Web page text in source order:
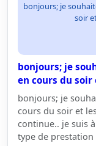
bonjours; je
soir
bonjours; je
en cours du soir
bonjours; je
cours du soir et
continue.. je suis
type de